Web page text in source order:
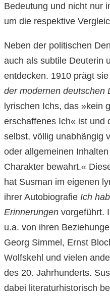
Bedeutung und nicht nur
um die respektive
Neben der politischen
auch als subtile Deuterin
entdecken. 1910 prägt
der modernen deutschen
lyrischen Ichs, das »kein
erschaffenes Ich« ist und
selbst, völlig unabhängig
oder allgemeinen
Charakter bewahrt.«
hat Susman im eigenen
ihrer Autobiografie Ich
Erinnerungen vorgeführt.
u.a. von ihren
Georg Simmel, Ernst
Wolfskehl und vielen
des 20. Jahrhunderts.
dabei literaturhistorisch